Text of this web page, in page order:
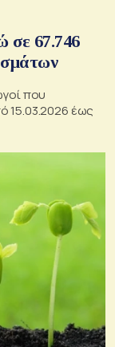
σε 67.746
που
15.03.2026 έως